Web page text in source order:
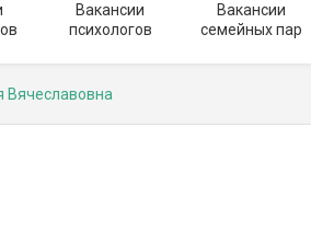
Вакансии
психологов
Вакансии
семейных пар
Вячеславовна